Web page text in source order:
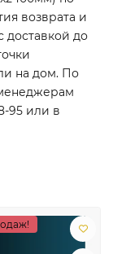
возврата и
до
на дом. По
95 или в